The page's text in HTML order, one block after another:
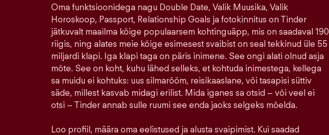
Oma funktsioonidega nagu Double Date, Valik Muusika, Valik
Horoskoop, Passport, Relationship Goals ja fotokinnitus on Tinder
jätkuvalt maailma kõige populaarsem kohtinguäpp, mis on saadaval 190
riigis, ning alates meie kõige esimesest svaibist on seal tekkinud üle 55
miljardi klapi. Iga klapi taga on päris inimene. See ongi alati olnud asja
mõte. See on koht, kuhu lähed selleks, et kohtuda inimestega, kellega
sa muidu ei kohtuks: uus silmarõõm, reisikaaslane, või tasapisi süttiv
säde, millest kasvab midagi erilist. Mida iganes sa otsid – või veel ei
otsi – Tinder annab sulle ruumi see enda jaoks selgeks mõelda.
Loo profiil, määra oma eelistused ja alusta svaipimist. Kui saadad